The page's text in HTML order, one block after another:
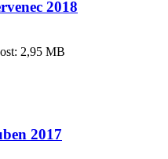
2018
2,95 MB
2017